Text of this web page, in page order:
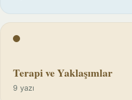
Terapi ve Yaklaşımlar
9 yazı